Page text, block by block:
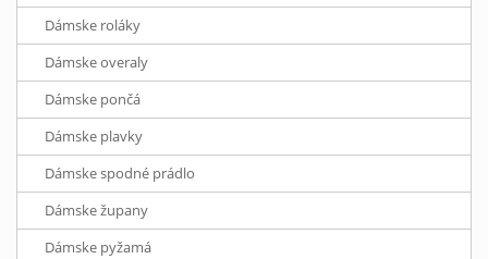
Dámske roláky
Dámske overaly
Dámske pončá
Dámske plavky
Dámske spodné prádlo
Dámske župany
Dámske pyžamá